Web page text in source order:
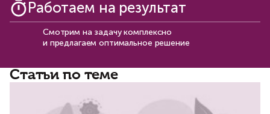
Работаем на результат
Смотрим на задачу комплексно
и предлагаем оптимальное решение
Статьи по теме